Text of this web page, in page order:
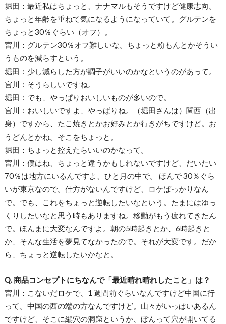
堀田：最近私はちょっと、ナナマルもそうですけど健康志向。
ちょっと年齢を重ねて気になるようになっていて。グルテンを
ちょっと30％ぐらい（オフ）。
宮川：グルテン30％オフ難しいな。ちょっと粉もんとかそうい
うものを減らすという。
堀田：少し減らした方が調子がいいのかなというのがあって。
宮川：そうらしいですね。
堀田：でも、やっぱりおいしいものが多いので。
宮川：おいしいですよ、やっぱりね。（堀田さんは）関西（出
身）ですから、たこ焼きとかお好みとか行きがちですけど。お
うどんとかね。そこをちょっと。
堀田：ちょっと控えたらいいのかなって。
宮川：僕はね、ちょっと違うかもしれないですけど、だいたい
70％は地方にいるんですよ、ひと月の中で。 ほんで 30％ぐら
いが東京なので。仕方がないんですけど、ロケばっかりなん
で。でも、これをちょっと逆転したいなという。たまにはゆっ
くりしたいなと思う時もありますね。移動がもう疲れてきたん
で。ほんまに大変なんですよ。朝の5時起きとか、6時起きと
か、そんな生活を夢見てなかったので。それが大変です。だか
ら、ちょっと逆転したいかなと。
Q. 商品コンセプトにちなんで「最近晴れ晴れしたこと」は？
宮川：こないだロケで、1 週間前ぐらいなんですけど中国に行
って。中国の西の端の方なんですけど。山々がいっぱいあるん
ですけど、そこに縦穴の洞窟というか、ぼんって穴が開いてる